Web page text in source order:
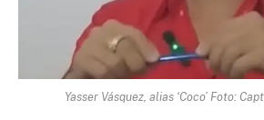
Yasser Vásquez, alias ‘Coco’ Foto: